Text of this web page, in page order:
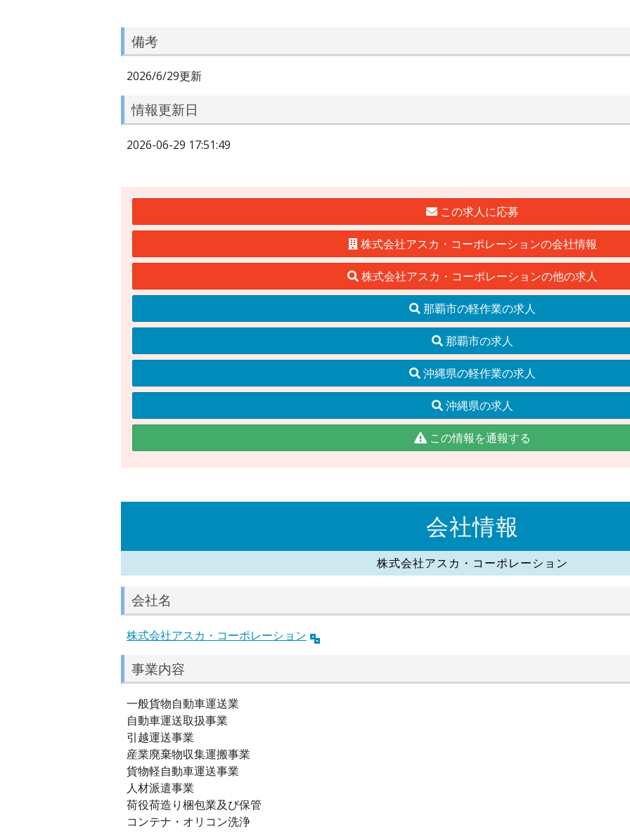
備考
2026/6/29更新
情報更新日
2026-06-29 17:51:49
この求人に応募
株式会社アスカ・コーポレーションの会社情報
株式会社アスカ・コーポレーションの他の求人
那覇市の軽作業の求人
那覇市の求人
沖縄県の軽作業の求人
沖縄県の求人
この情報を通報する
会社情報
株式会社アスカ・コーポレーション
会社名
株式会社アスカ・コーポレーション
事業内容
一般貨物自動車運送業
自動車運送取扱事業
引越運送事業
産業廃棄物収集運搬事業
貨物軽自動車運送事業
人材派遣事業
荷役荷造り梱包業及び保管
コンテナ・オリコン洗浄